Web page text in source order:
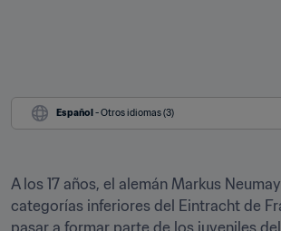
Español - Otros idiomas (3)
A los 17 años, el alemán Markus
categorías inferiores del Eintracht de
pasar a formar parte de los juveniles